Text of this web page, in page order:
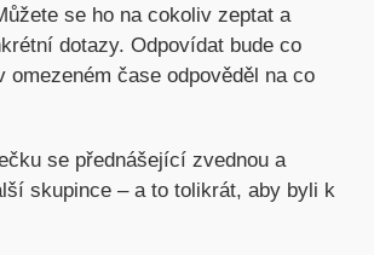
se ho na cokoliv zeptat a
dotazy. Odpovídat bude co
omezeném čase odpověděl na co
se přednášející zvednou a
skupince – a to tolikrát, aby byli k